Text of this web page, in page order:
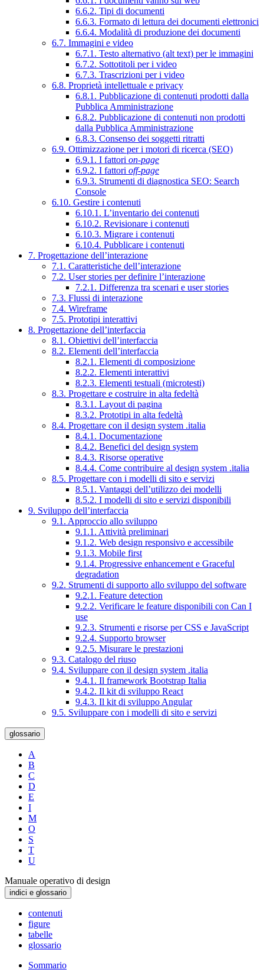
6.6.2. Tipi di documenti
6.6.3. Formato di lettura dei documenti elettronici
6.6.4. Modalità di produzione dei documenti
6.7. Immagini e video
6.7.1. Testo alternativo (alt text) per le immagini
6.7.2. Sottotitoli per i video
6.7.3. Trascrizioni per i video
6.8. Proprietà intellettuale e privacy
6.8.1. Pubblicazione di contenuti prodotti dalla
Pubblica Amministrazione
6.8.2. Pubblicazione di contenuti non prodotti
dalla Pubblica Amministrazione
6.8.3. Consenso dei soggetti ritratti
6.9. Ottimizzazione per i motori di ricerca (SEO)
6.9.1. I fattori on-page
6.9.2. I fattori off-page
6.9.3. Strumenti di diagnostica SEO: Search
Console
6.10. Gestire i contenuti
6.10.1. L’inventario dei contenuti
6.10.2. Revisionare i contenuti
6.10.3. Migrare i contenuti
6.10.4. Pubblicare i contenuti
7. Progettazione dell’interazione
7.1. Caratteristiche dell’interazione
7.2. User stories per definire l’interazione
7.2.1. Differenza tra scenari e user stories
7.3. Flussi di interazione
7.4. Wireframe
7.5. Prototipi interattivi
8. Progettazione dell’interfaccia
8.1. Obiettivi dell’interfaccia
8.2. Elementi dell’interfaccia
8.2.1. Elementi di composizione
8.2.2. Elementi interattivi
8.2.3. Elementi testuali (microtesti)
8.3. Progettare e costruire in alta fedeltà
8.3.1. Layout di pagina
8.3.2. Prototipi in alta fedeltà
8.4. Progettare con il design system .italia
8.4.1. Documentazione
8.4.2. Benefici del design system
8.4.3. Risorse operative
8.4.4. Come contribuire al design system .italia
8.5. Progettare con i modelli di sito e servizi
8.5.1. Vantaggi dell’utilizzo dei modelli
8.5.2. I modelli di sito e servizi disponibili
9. Sviluppo dell’interfaccia
9.1. Approccio allo sviluppo
9.1.1. Attività preliminari
9.1.2. Web design responsivo e accessibile
9.1.3. Mobile first
9.1.4. Progressive enhancement e Graceful
degradation
9.2. Strumenti di supporto allo sviluppo del software
9.2.1. Feature detection
9.2.2. Verificare le feature disponibili con Can I
use
9.2.3. Strumenti e risorse per CSS e JavaScript
9.2.4. Supporto browser
9.2.5. Misurare le prestazioni
9.3. Catalogo del riuso
9.4. Sviluppare con il design system .italia
9.4.1. Il framework Bootstrap Italia
9.4.2. Il kit di sviluppo React
9.4.3. Il kit di sviluppo Angular
9.5. Sviluppare con i modelli di sito e servizi
glossario
A
B
C
D
E
I
M
O
S
T
U
Manuale operativo di design
indici e glossario
contenuti
figure
tabelle
glossario
Sommario